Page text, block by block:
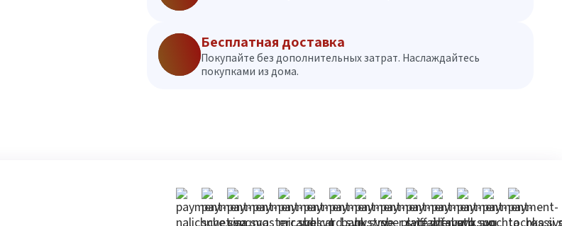
Бесплатная доставка
Покупайте без дополнительных затрат. Наслаждайтесь
покупками из дома.